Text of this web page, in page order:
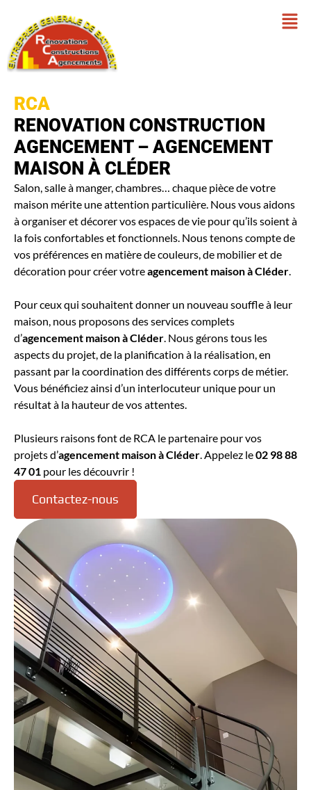
RCA
RENOVATION CONSTRUCTION
AGENCEMENT – AGENCEMENT
MAISON À CLÉDER
Salon, salle à manger, chambres… chaque pièce de votre
maison mérite une attention particulière. Nous vous aidons
à organiser et décorer vos espaces de vie pour qu’ils soient à
la fois confortables et fonctionnels. Nous tenons compte de
vos préférences en matière de couleurs, de mobilier et de
décoration pour créer votreagencement maison à Cléder.
Pour ceux qui souhaitent donner un nouveau souffle à leur
maison, nous proposons des services complets
d’agencement maisonà Cléder. Nous gérons tous les
aspects du projet, de la planification à la réalisation, en
passant par la coordination des différents corps de métier.
Vous bénéficiez ainsi d’un interlocuteur unique pour un
résultat à la hauteur de vos attentes.
Plusieurs raisons font de RCA le partenaire pour vos
projets d’agencement maison à Cléder. Appelez le02 98 88
47 01 pour les découvrir !
Contactez-nous